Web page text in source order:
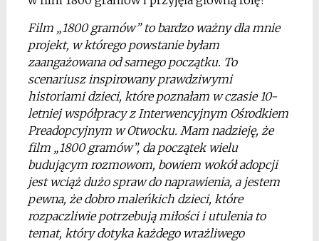
Film „1800 gramów” to bardzo ważny dla mnie
projekt, w którego powstanie byłam
zaangażowana od samego początku. To
scenariusz inspirowany prawdziwymi
historiami dzieci, które poznałam w czasie 10-
letniej współpracy z Interwencyjnym Ośrodkiem
Preadopcyjnym w Otwocku. Mam nadzieję, że
film „1800 gramów”, da początek wielu
budującym rozmowom, bowiem wokół adopcji
jest wciąż dużo spraw do naprawienia, a jestem
pewna, że dobro maleńkich dzieci, które
rozpaczliwie potrzebują miłości i utulenia to
temat, który dotyka każdego wrażliwego